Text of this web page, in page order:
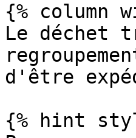
{% column
Le déchet
d'être
{% hint